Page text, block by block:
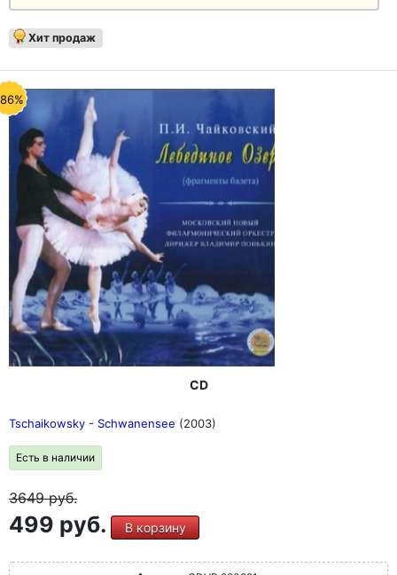
Хит продаж
CD
Tschaikowsky - Schwanensee (2003)
Есть в наличии
3649руб.
499 руб. В корзину